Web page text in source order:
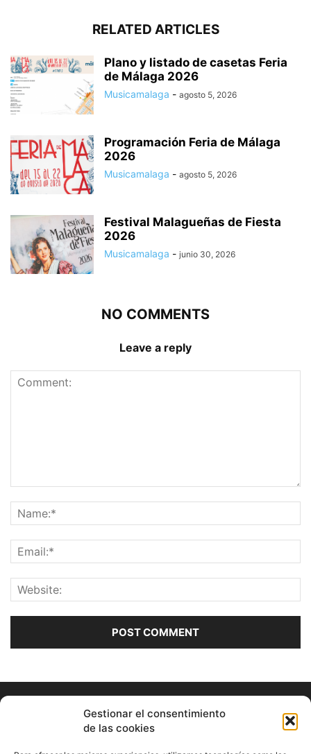
Gestionar el consentimiento
de las cookies
RELATED ARTICLES
Plano y listado de casetas Feria
de Málaga 2026
Musicamalaga - agosto 5, 2026
Programación Feria de Málaga
2026
Musicamalaga - agosto 5, 2026
Festival Malagueñas de Fiesta
2026
Musicamalaga - junio 30, 2026
NO COMMENTS
Leave a reply